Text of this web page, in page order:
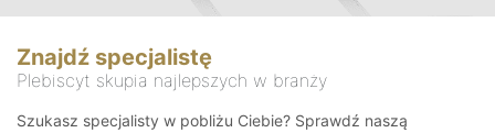
Znajdź specjalistę
Plebiscyt skupia najlepszych w branży
Szukasz specjalisty w pobliżu Ciebie? Sprawdź naszą